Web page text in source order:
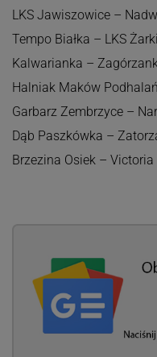
LKS Jawiszowice –
Tempo Białka – LKS
Kalwarianka –
Halniak Maków
Garbarz Zembrzyce –
Dąb Paszkówka –
Brzezina Osiek –